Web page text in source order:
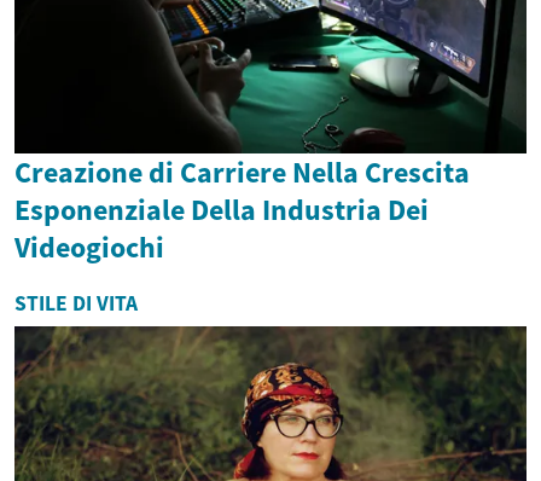
Creazione di Carriere Nella Crescita
Esponenziale Della Industria Dei
Videogiochi
STILE DI VITA